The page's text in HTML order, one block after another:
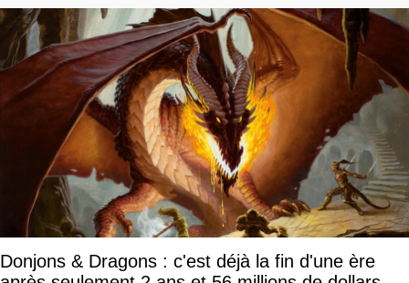
Donjons & Dragons : c'est déjà la fin d'une ère